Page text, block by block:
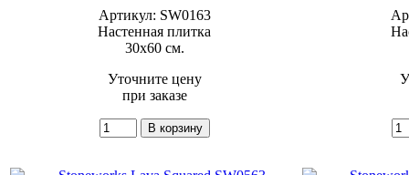
Артикул: SW0163
Настенная плитка
30x60 см.
Уточните цену
при заказе